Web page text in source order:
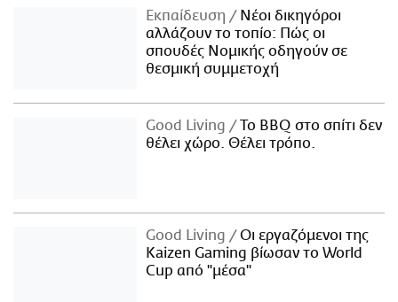
Εκπαίδευση
Νέοι δικηγόροι
αλλάζουν το τοπίο: Πώς οι
σπουδές Νομικής οδηγούν σε
θεσμική συμμετοχή
Good Living
Το BBQ στο σπίτι δεν
θέλει χώρο. Θέλει τρόπο.
Good Living
Οι εργαζόμενοι της
Kaizen Gaming βίωσαν το World
Cup από "μέσα"